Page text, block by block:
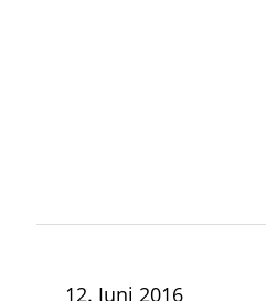
12. Juni 2016